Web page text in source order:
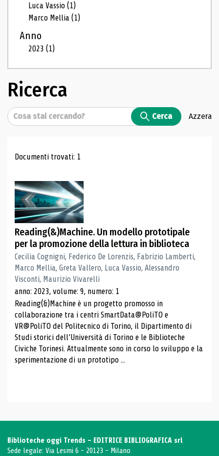
Luca Vassio(1)
Marco Mellia(1)
Anno
2023(1)
Ricerca
Cerca Cerca Azzera
Risultati di ricerca
Documenti trovati: 1
Reading(&)Machine. Un modello prototipale
per la promozione della lettura in biblioteca
Cecilia Cognigni, Federico De Lorenzis, Fabrizio Lamberti,
Marco Mellia, Greta Vallero, Luca Vassio, Alessandro
Visconti, Maurizio Vivarelli
anno: 2023, volume: 9, numero: 1
Reading(&)Machine è un progetto promosso in
collaborazione tra i centri SmartData@PoliTO e
VR@PoliTO del Politecnico di Torino, il Dipartimento di
Studi storici dell’Università di Torino e le Biblioteche
Civiche Torinesi. Attualmente sono in corso lo sviluppo e la
sperimentazione di un prototipo ...
Biblioteche oggi Trends - EDITRICE BIBLIOGRAFICA srl
Sede legale: Via Lesmi 6 - 20123 - Milano